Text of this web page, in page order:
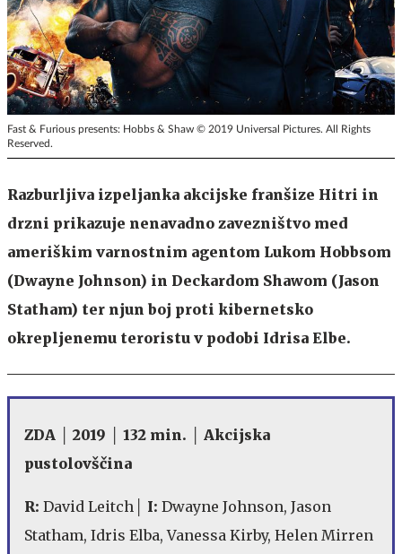
Fast & Furious presents: Hobbs & Shaw © 2019 Universal Pictures. All Rights
Reserved.
Razburljiva izpeljanka akcijske franšize Hitri in
drzni prikazuje nenavadno zavezništvo med
ameriškim varnostnim agentom Lukom Hobbsom
(Dwayne Johnson) in Deckardom Shawom (Jason
Statham) ter njun boj proti kibernetsko
okrepljenemu teroristu v podobi Idrisa Elbe.
ZDA │ 2019 │ 132 min. │ Akcijska
pustolovščina
R: David Leitch │ I: Dwayne Johnson, Jason
Statham, Idris Elba, Vanessa Kirby, Helen Mirren